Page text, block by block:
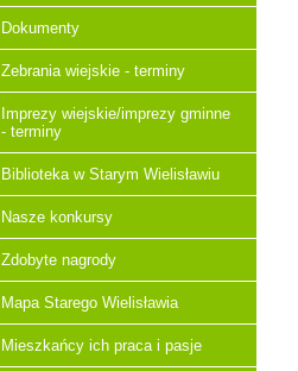
Dokumenty
Zebrania wiejskie - terminy
Imprezy wiejskie/imprezy gminne
- terminy
Biblioteka w Starym Wielisławiu
Nasze konkursy
Zdobyte nagrody
Mapa Starego Wielisławia
Mieszkańcy ich praca i pasje